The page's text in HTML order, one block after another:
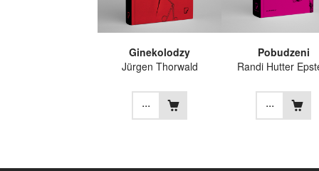
Ginekolodzy
Jürgen Thorwald
...
Pobudzeni
Randi Hutter
...